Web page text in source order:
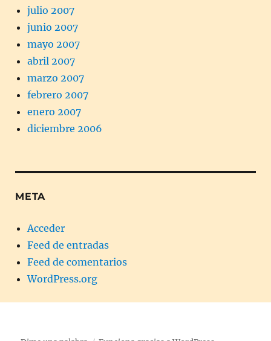
julio 2007
junio 2007
mayo 2007
abril 2007
marzo 2007
febrero 2007
enero 2007
diciembre 2006
META
Acceder
Feed de entradas
Feed de comentarios
WordPress.org